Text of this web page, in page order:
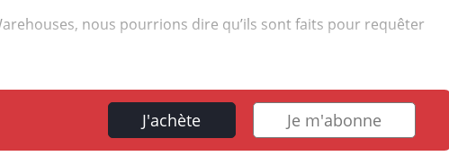
nous pourrions dire qu’ils sont faits pour requêter
J'achète Je m'abonne